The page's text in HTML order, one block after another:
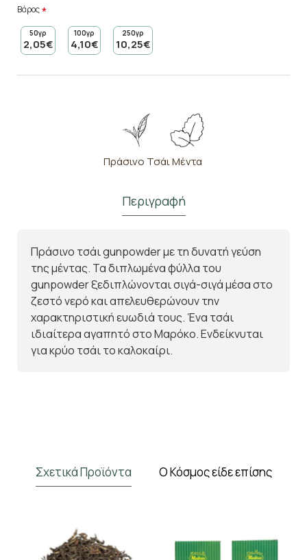
Βάρος
50γρ
2,05€
100γρ
4,10€
250γρ
10,25€
Περιγραφή
Πράσινο τσάι gunpowder με τη δυνατή γεύση
της μέντας. Τα διπλωμένα φύλλα του
gunpowder ξεδιπλώνονται σιγά-σιγά μέσα στο
ζεστό νερό και απελευθερώνουν την
χαρακτηριστική ευωδιά τους. Ένα τσάι
ιδιαίτερα αγαπητό στο Μαρόκο. Ενδείκνυται
για κρύο τσάι το καλοκαίρι.
Πράσινο ΤσάιΜέντα
Σχετικά Προϊόντα Ο Κόσμος είδε επίσης